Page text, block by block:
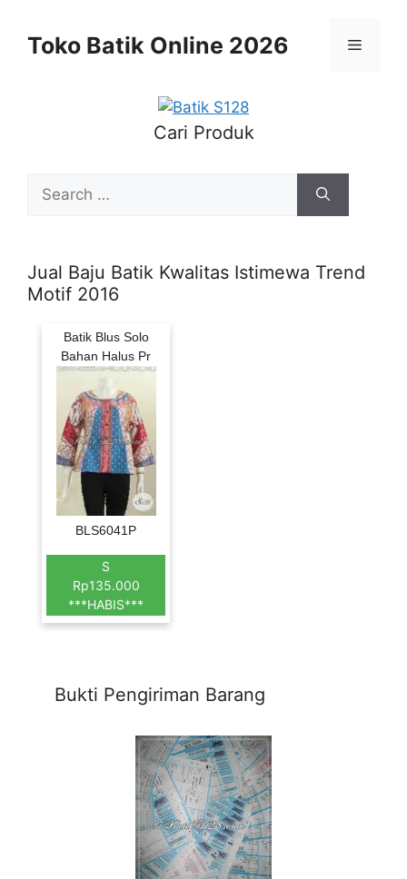
contentToko Batik Online 2026 Menu
Cari Produk
for:
Jual Baju Batik Kwalitas Istimewa Trend
Motif 2016
Batik Blus Solo
Bahan Halus Pr
BLS6041P
S
Rp135.000
***HABIS***
Bukti Pengiriman Barang